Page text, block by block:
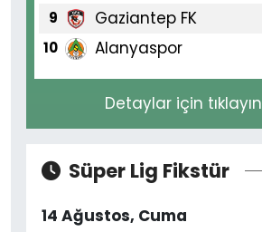
9 Gaziantep FK
10 Alanyaspor
Detaylar için tıklayın
Süper Lig Fikstür
14 Ağustos, Cuma